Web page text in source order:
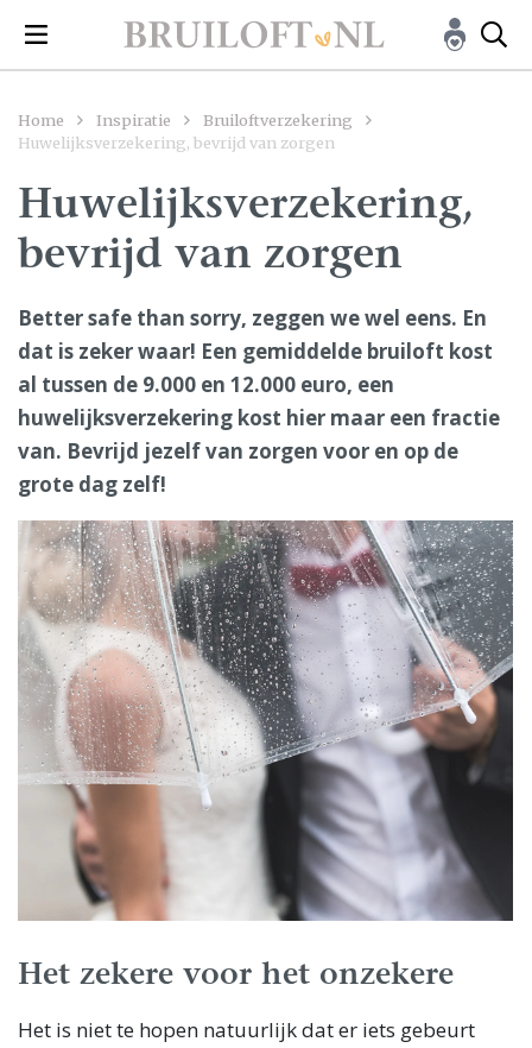
Home Inspiratie
Bruiloftverzekering
Huwelijksverzekering, bevrijd van zorgen
Huwelijksverzekering,
bevrijd van zorgen
Better safe than sorry, zeggen we wel eens. En
dat is zeker waar! Een gemiddelde bruiloft kost
al tussen de 9.000 en 12.000 euro, een
huwelijksverzekering kost hier maar een fractie
van. Bevrijd jezelf van zorgen voor en op de
grote dag zelf!
Het zekere voor het onzekere
Het is niet te hopen natuurlijk dat er iets gebeurt